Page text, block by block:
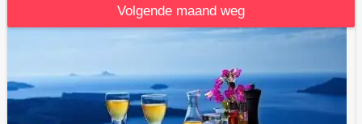
Volgende maand weg